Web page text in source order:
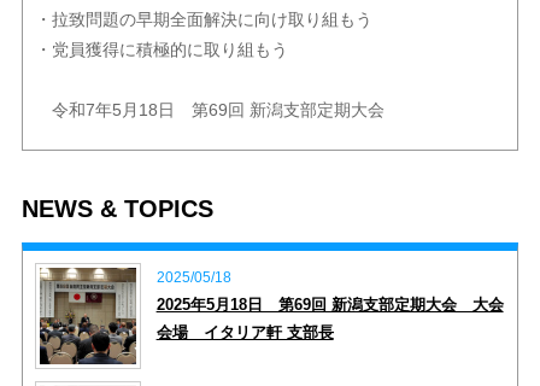
・拉致問題の早期全面解決に向け取り組もう
・党員獲得に積極的に取り組もう
令和7年5月18日 第69回 新潟支部定期大会
2025/05/18
2025年5月18日 第69回 新潟支部定期大会 大会
会場 イタリア軒 支部長